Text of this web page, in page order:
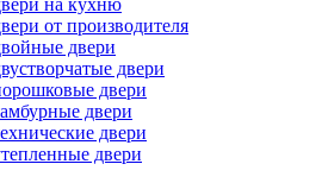
на кухню
от производителя
двери
двери
двери
двери
двери
двери